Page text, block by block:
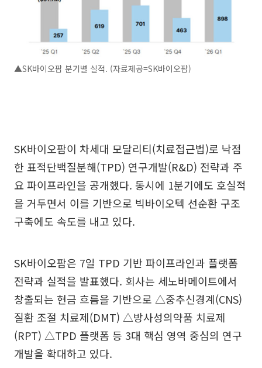
▲SK바이오팜 분기별 실적. (자료제공=SK바이오팜)
SK바이오팜이 차세대 모달리티(치료접근법)로 낙점
한 표적단백질분해(TPD) 연구개발(R&D) 전략과 주
요 파이프라인을 공개했다. 동시에 1분기에도 호실적
을 거두면서 이를 기반으로 빅바이오텍 선순환 구조
구축에도 속도를 내고 있다.
SK바이오팜은 7일 TPD 기반 파이프라인과 플랫폼
전략과 실적을 발표했다. 회사는 세노바메이트에서
창출되는 현금 흐름을 기반으로 △중추신경계(CNS)
질환 조절 치료제(DMT) △방사성의약품 치료제
(RPT) △TPD 플랫폼 등 3대 핵심 영역 중심의 연구
개발을 확대하고 있다.